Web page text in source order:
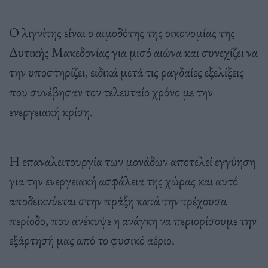
Ο λιγνίτης είναι ο αιμοδότης της οικονομίας της
Δυτικής Μακεδονίας για μισό αιώνα και συνεχίζει να
την υποστηρίζει, ειδικά μετά τις ραγδαίες εξελίξεις
που συνέβησαν τον τελευταίο χρόνο με την
ενεργειακή κρίση.
Η επαναλειτουργία των μονάδων αποτελεί εγγύηση
για την ενεργειακή ασφάλεια της χώρας και αυτό
αποδεικνύεται στην πράξη κατά την τρέχουσα
περίοδο, που ανέκυψε η ανάγκη να περιορίσουμε την
εξάρτησή μας από το φυσικό αέριο.